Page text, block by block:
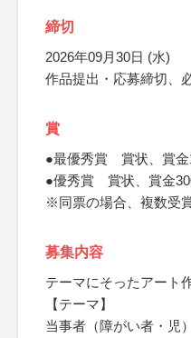
締切
2026年09月30日 (水)
作品提出・応募締切、
賞
●最優秀賞 賞状、賞金
●優秀賞 賞状、賞金
※同票の場合、複数受
募集内容
テーマにそったアート
【テーマ】
当事者（障がい者・児